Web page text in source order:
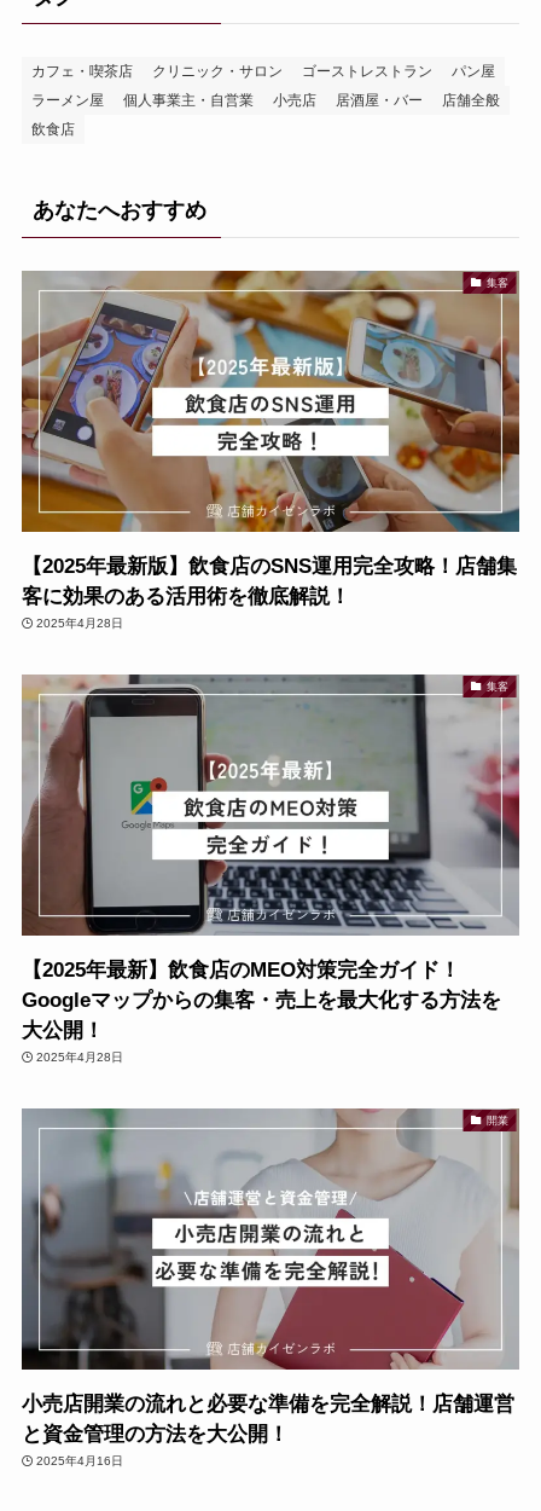
カフェ・喫茶店 クリニック・サロン ゴーストレストラン
パン屋
ラーメン屋
個人事業主・自営業 小売店 居酒屋・バー
店舗全般
飲食店
あなたへおすすめ
集客
【2025年最新版】飲食店のSNS運用完全攻略！店舗集
客に効果のある活用術を徹底解説！
2025年4月28日
集客
【2025年最新】飲食店のMEO対策完全ガイド！
Googleマップからの集客・売上を最大化する方法を
大公開！
2025年4月28日
開業
小売店開業の流れと必要な準備を完全解説！店舗運営
と資金管理の方法を大公開！
2025年4月16日